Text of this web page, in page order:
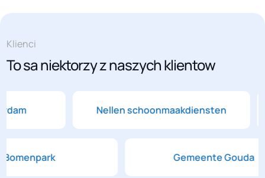
Klienci
To sa niektorzy z naszych klientow
Nellen schoonmaakdiensten
Bomenpark Gemeente